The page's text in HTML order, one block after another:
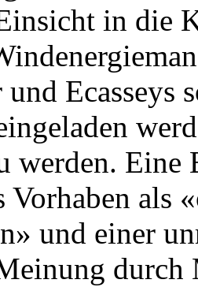
in die
und Ecasseys
werden.
Vorhaben als
und einer
durch